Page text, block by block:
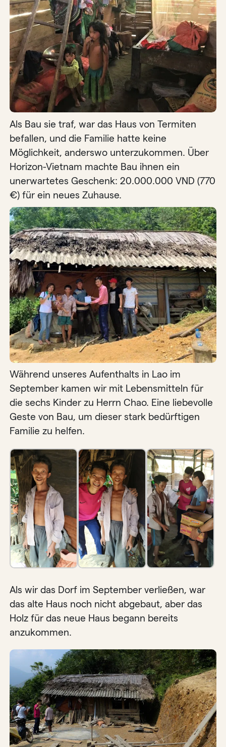
Als Bau sie traf, war das Haus von Termiten
befallen, und die Familie hatte keine
Möglichkeit, anderswo unterzukommen. Über
Horizon-Vietnam machte Bau ihnen ein
unerwartetes Geschenk: 20.000.000 VND (770
€) für ein neues Zuhause.
Während unseres Aufenthalts in Lao im
September kamen wir mit Lebensmitteln für
die sechs Kinder zu Herrn Chao. Eine liebevolle
Geste von Bau, um dieser stark bedürftigen
Familie zu helfen.
Als wir das Dorf im September verließen, war
das alte Haus noch nicht abgebaut, aber das
Holz für das neue Haus begann bereits
anzukommen.